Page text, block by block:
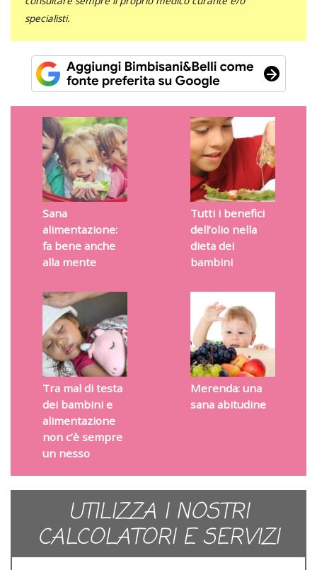
specialisti.
Sana
alimentazione:
fa bene anche
alla mente
Tutti i benefici
dell’olio nella
dieta dei
bambini
Tra mal di testa
dei bambini e
alimentazione
non c’è sempre
un nesso
Merenda: una
sana abitudine
UTILIZZA I NOSTRI
CALCOLATORI E SERVIZI